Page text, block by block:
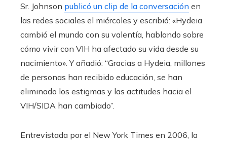
Sr. Johnson publicó un clip de la conversación en
las redes sociales el miércoles y escribió: «Hydeia
cambió el mundo con su valentía, hablando sobre
cómo vivir con VIH ha afectado su vida desde su
nacimiento». Y añadió: “Gracias a Hydeia, millones
de personas han recibido educación, se han
eliminado los estigmas y las actitudes hacia el
VIH/SIDA han cambiado”.
Entrevistada por el New York Times en 2006, la